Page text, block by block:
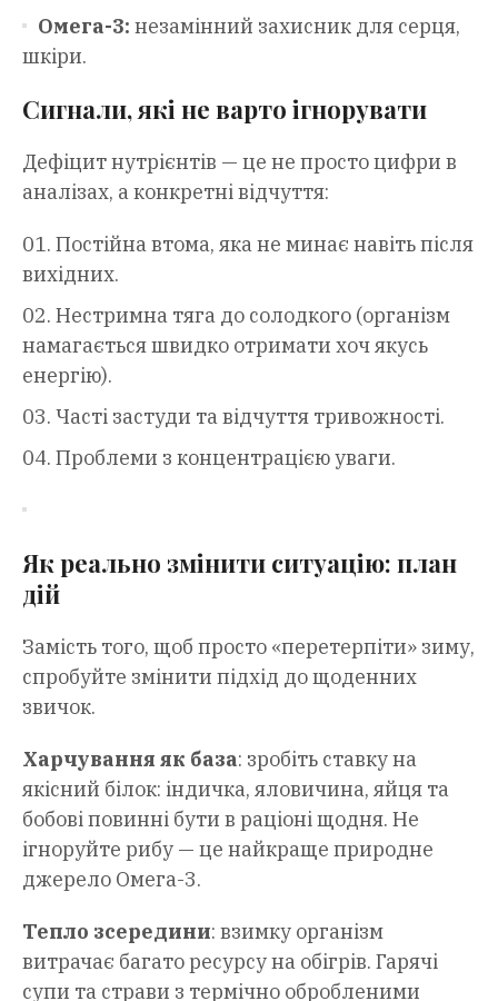
Омега-3: незамінний захисник для серця,
шкіри.
Сигнали, які не варто ігнорувати
Дефіцит нутрієнтів — це не просто цифри в
аналізах, а конкретні відчуття:
Постійна втома, яка не минає навіть після
вихідних.
Нестримна тяга до солодкого (організм
намагається швидко отримати хоч якусь
енергію).
Часті застуди та відчуття тривожності.
Проблеми з концентрацією уваги.
Як реально змінити ситуацію: план
дій
Замість того, щоб просто «перетерпіти» зиму,
спробуйте змінити підхід до щоденних
звичок.
Харчування як база: зробіть ставку на
якісний білок: індичка, яловичина, яйця та
бобові повинні бути в раціоні щодня. Не
ігноруйте рибу — це найкраще природне
джерело Омега-3.
Тепло зсередини: взимку організм
витрачає багато ресурсу на обігрів. Гарячі
супи та страви з термічно обробленими